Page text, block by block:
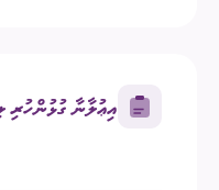
އިޢުލާނާ ގުޅުންހުރި